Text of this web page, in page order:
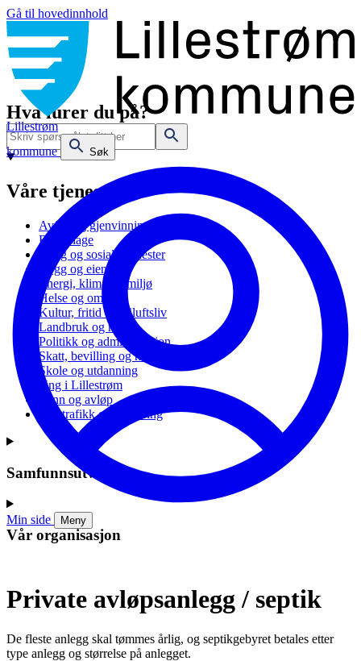
Gå til hovedinnhold
Lillestrøm
kommune
Søk
Min side Meny
Hva lurer du på?
Våre tjenester
Avfall og gjenvinning
Barnehage
Bolig og sosiale tjenester
Bygg og eiendom
Energi, klima og miljø
Helse og omsorg
Kultur, fritid og friluftsliv
Landbruk og natur
Politikk og administrasjon
Skatt, bevilling og næring
Skole og utdanning
Ung i Lillestrøm
Vann og avløp
Vei, trafikk og parkering
Samfunnsutvikling
Vår organisasjon
Private avløpsanlegg / septik
De fleste anlegg skal tømmes årlig, og septikgebyret betales etter
type anlegg og størrelse på anlegget.